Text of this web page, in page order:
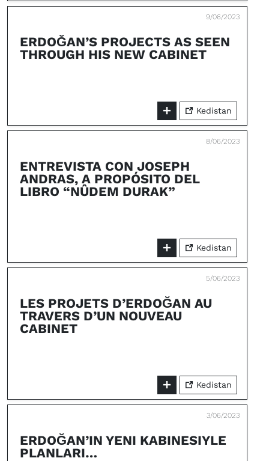
9/06/2023
ERDOĞAN’S PROJECTS AS SEEN
THROUGH HIS NEW CABINET
Kedistan
8/06/2023
ENTREVISTA CON JOSEPH
ANDRAS, A PROPÓSITO DEL
LIBRO “NÛDEM DURAK”
Kedistan
5/06/2023
LES PROJETS D’ERDOĞAN AU
TRAVERS D’UN NOUVEAU
CABINET
Kedistan
3/06/2023
ERDOĞAN’IN YENI KABINESIYLE
PLANLARI…